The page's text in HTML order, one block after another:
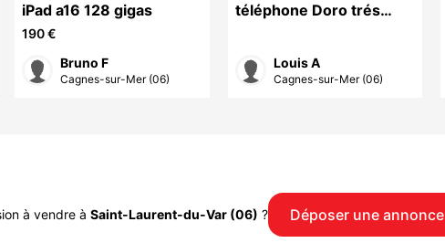
iPad a16 128 gigas
190 €
Bruno F
Cagnes-sur-Mer (06)
téléphone Doro trés
protection
Louis A
Cagnes-sur-Mer (06)
à vendre à Saint-Laurent-du-Var (06) ? Déposer une annonce